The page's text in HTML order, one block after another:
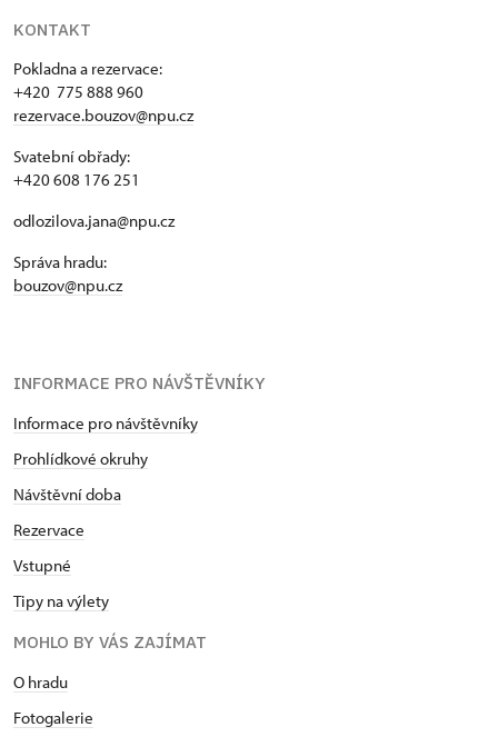
KONTAKT
Pokladna a rezervace:
+420 775 888 960
rezervace.bouzov@npu.cz
Svatební obřady:
+420 608 176 251
odlozilova.jana@npu.cz
Správa hradu:
bouzov@npu.cz
INFORMACE PRO NÁVŠTĚVNÍKY
Informace pro návštěvníky
Prohlídkové okruhy
Návštěvní doba
Rezervace
Vstupné
Tipy na výlety
MOHLO BY VÁS ZAJÍMAT
O hradu
Fotogalerie